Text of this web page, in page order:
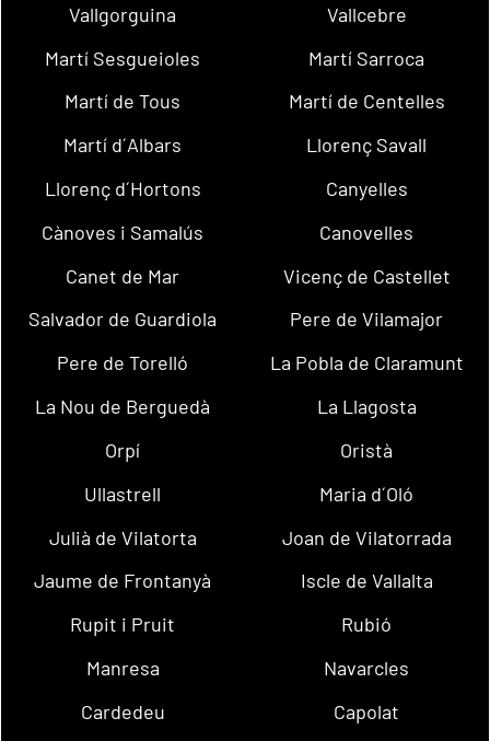
Vallgorguina
Vallcebre
Martí Sesgueioles
Martí Sarroca
Martí de Tous
Martí de Centelles
Martí d´Albars
Llorenç Savall
Llorenç d´Hortons
Canyelles
Cànoves i Samalús
Canovelles
Canet de Mar
Vicenç de Castellet
Salvador de Guardiola
Pere de Vilamajor
Pere de Torelló
La Pobla de Claramunt
La Nou de Berguedà
La Llagosta
Orpí
Oristà
Ullastrell
Maria d´Oló
Julià de Vilatorta
Joan de Vilatorrada
Jaume de Frontanyà
Iscle de Vallalta
Rupit i Pruit
Rubió
Manresa
Navarcles
Cardedeu
Capolat